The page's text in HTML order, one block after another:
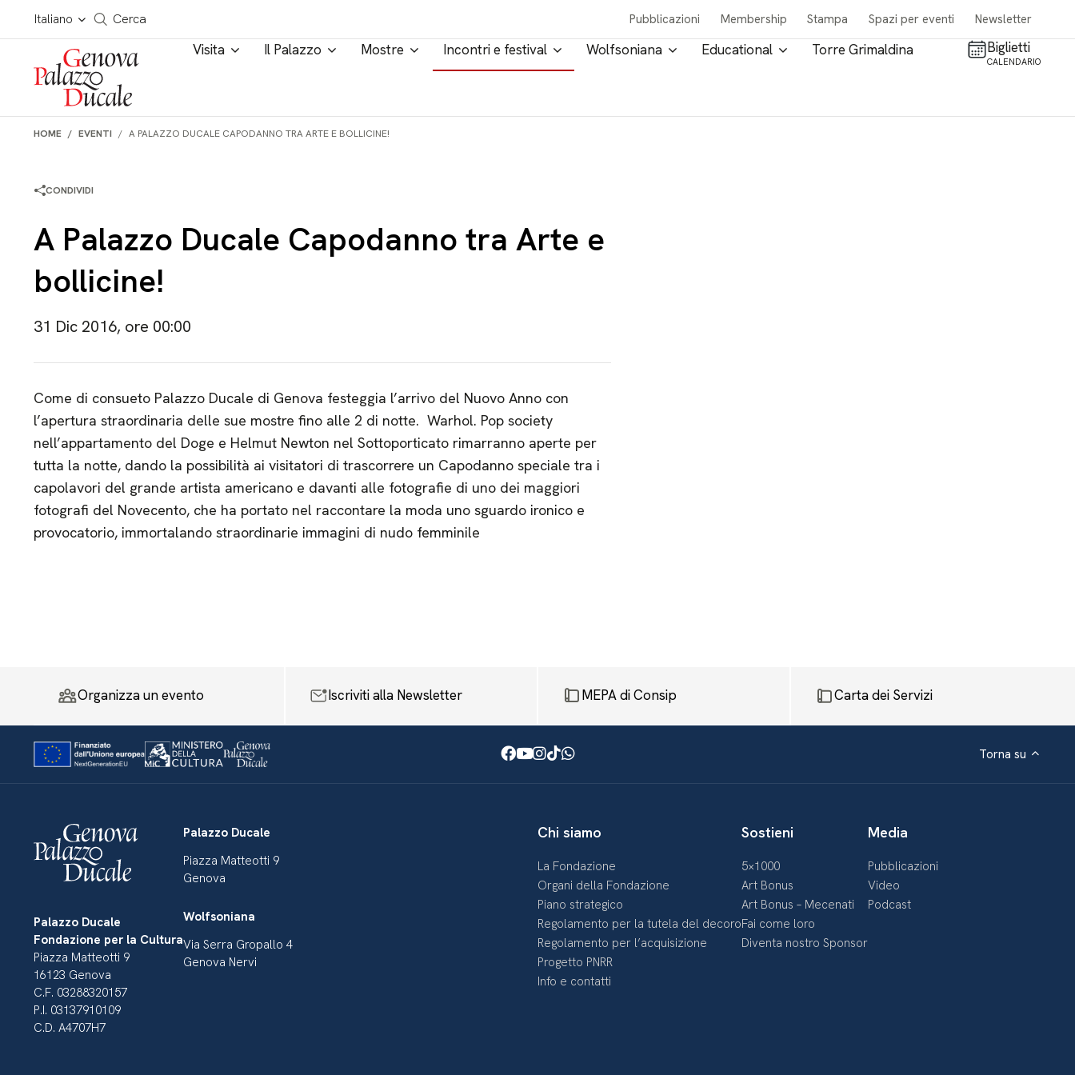
Salta al contenuto
Italiano
Cerca in tutto il sito
Cerca Pubblicazioni Membership Stampa Spazi per eventi Newsletter
Visita Il Palazzo Mostre Incontri e festival Wolfsoniana Educational Torre Grimaldina Biglietti
CALENDARIO
HOME EVENTI A PALAZZO DUCALE CAPODANNO TRA ARTE E BOLLICINE!
CONDIVIDI
A Palazzo Ducale Capodanno tra Arte e
bollicine!
31 Dic 2016, ore 00:00
Come di consueto Palazzo Ducale di Genova festeggia l’arrivo del Nuovo Anno con
l’apertura straordinaria delle sue mostre fino alle 2 di notte. Warhol. Pop society
nell’appartamento del Doge e Helmut Newton nel Sottoporticato rimarranno aperte per
tutta la notte, dando la possibilità ai visitatori di trascorrere un Capodanno speciale tra i
capolavori del grande artista americano e davanti alle fotografie di uno dei maggiori
fotografi del Novecento, che ha portato nel raccontare la moda uno sguardo ironico e
provocatorio, immortalando straordinarie immagini di nudo femminile
Organizza un evento Iscriviti alla Newsletter MEPA di Consip Carta dei Servizi
Facebook
Youtube
Instagram
TikTok
WhatsApp Torna su
Palazzo Ducale
Fondazione per la Cultura
Piazza Matteotti 9
16123 Genova
C.F. 03288320157
P.I. 03137910109
C.D. A4707H7
Palazzo Ducale
Piazza Matteotti 9
Genova
Wolfsoniana
Via Serra Gropallo 4
Genova Nervi
Chi siamo
La Fondazione
Organi della Fondazione
Piano strategico
Regolamento per la tutela del decoro
Regolamento per l’acquisizione
Progetto PNRR
Info e contatti
Sostieni
5×1000
Art Bonus
Art Bonus – Mecenati
Fai come loro
Diventa nostro Sponsor
Media
Pubblicazioni
Video
Podcast